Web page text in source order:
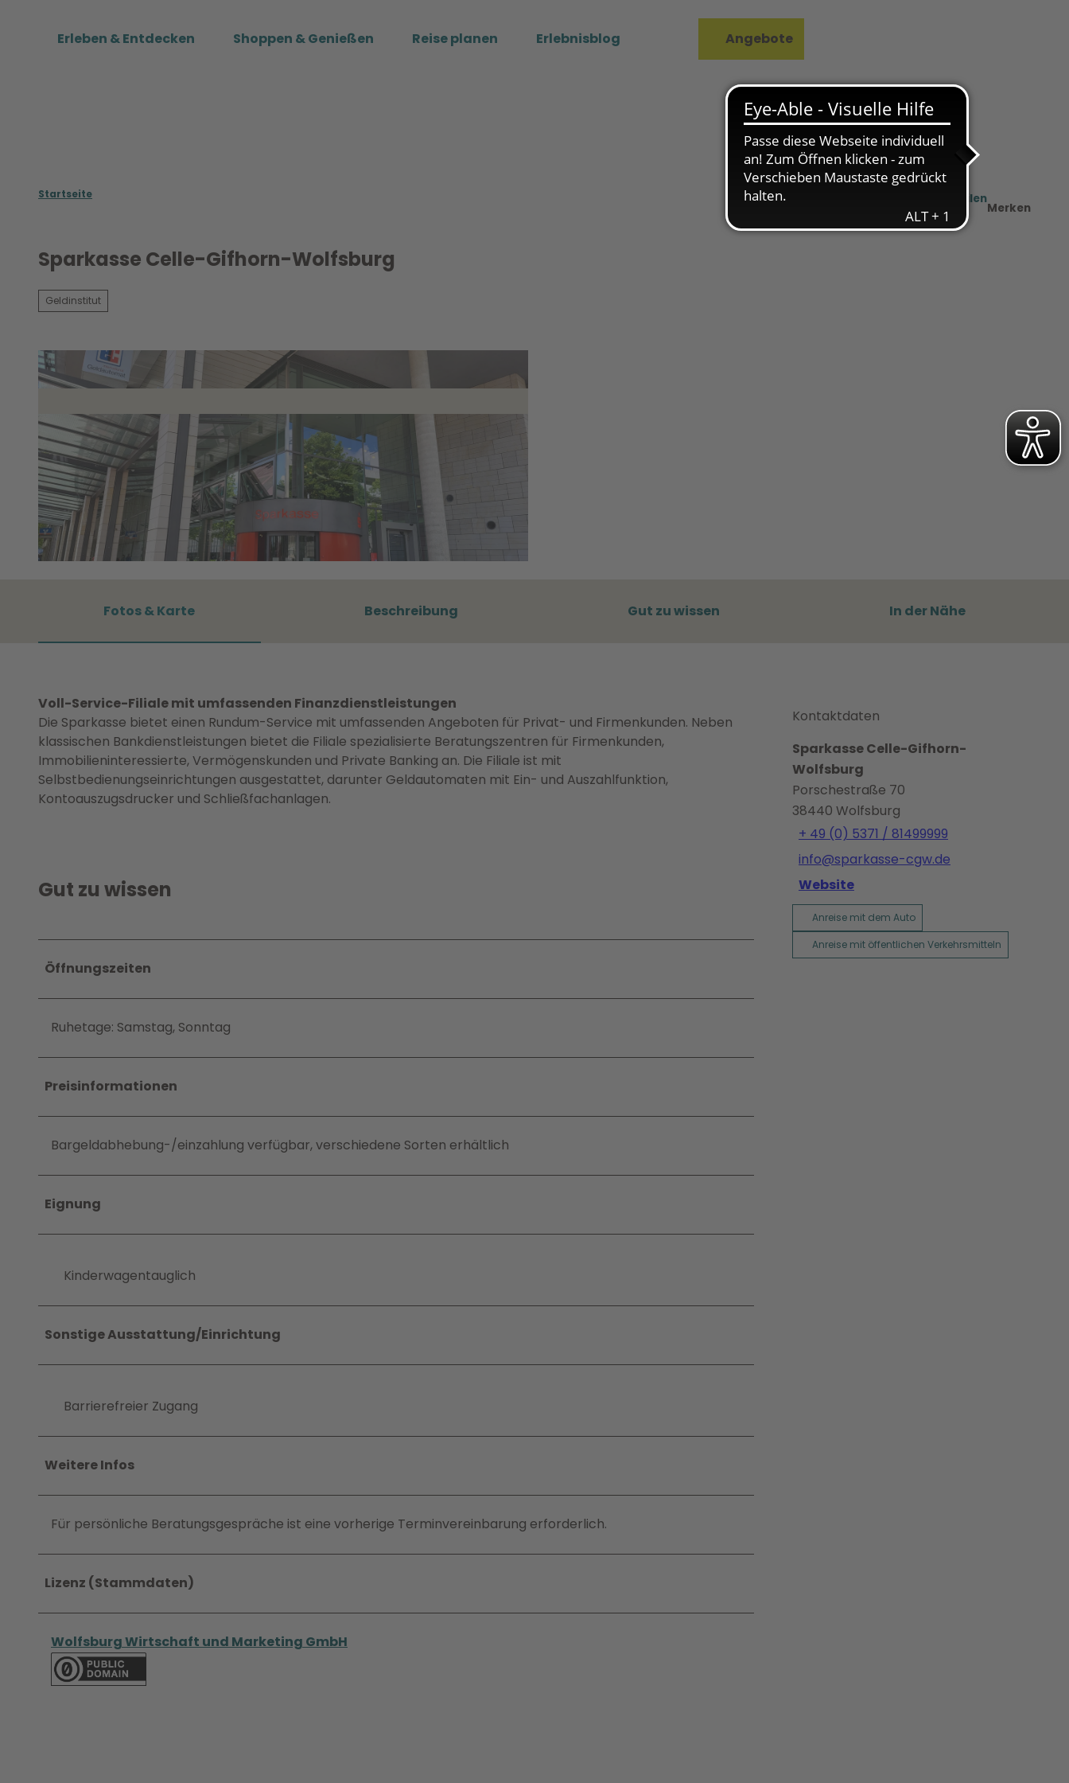
Erleben & Entdecken Shoppen & Genießen Reise planen Erlebnisblog Angebote
Startseite
PDF
Teilen
Merken
Sparkasse Celle-Gifhorn-Wolfsburg
Geldinstitut
Fotos & Karte Beschreibung Gut zu wissen In der Nähe
Voll-Service-Filiale mit umfassenden Finanzdienstleistungen
Die Sparkasse bietet einen Rundum-Service mit umfassenden Angeboten für Privat- und Firmenkunden. Neben
klassischen Bankdienstleistungen bietet die Filiale spezialisierte Beratungszentren für Firmenkunden,
Immobilieninteressierte, Vermögenskunden und Private Banking an. Die Filiale ist mit
Selbstbedienungseinrichtungen ausgestattet, darunter Geldautomaten mit Ein- und Auszahlfunktion,
Kontoauszugsdrucker und Schließfachanlagen.
Gut zu wissen
Öffnungszeiten
Ruhetage: Samstag, Sonntag
Preisinformationen
Bargeldabhebung-/einzahlung verfügbar, verschiedene Sorten erhältlich
Eignung
Kinderwagentauglich
Sonstige Ausstattung/Einrichtung
Barrierefreier Zugang
Weitere Infos
Für persönliche Beratungsgespräche ist eine vorherige Terminvereinbarung erforderlich.
Lizenz (Stammdaten)
Wolfsburg Wirtschaft und Marketing GmbH
Kontaktdaten
Sparkasse Celle-Gifhorn-
Wolfsburg
Porschestraße 70
38440 Wolfsburg
+ 49 (0) 5371 / 81499999
info@sparkasse-cgw.de
Website
Anreise mit dem Auto
Anreise mit öffentlichen Verkehrsmitteln